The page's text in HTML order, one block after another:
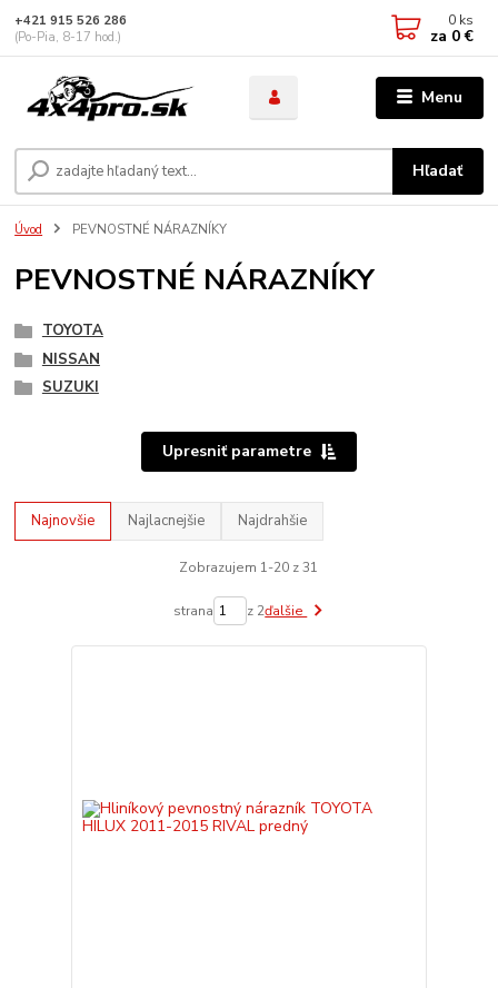
Menu
Hľadať
+421 915 526 286
(Po-Pia, 8-17 hod.)
0 ks
za 0 €
Úvod PEVNOSTNÉ NÁRAZNÍKY
PEVNOSTNÉ NÁRAZNÍKY
TOYOTA
NISSAN
SUZUKI
Upresniť parametre
Najnovšie Najlacnejšie Najdrahšie
Zobrazujem 1-20 z 31
strana z 2ďalšie